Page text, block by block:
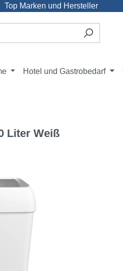
Top Marken und Hersteller
Hotel und Gastrobedarf
Liter Weiß